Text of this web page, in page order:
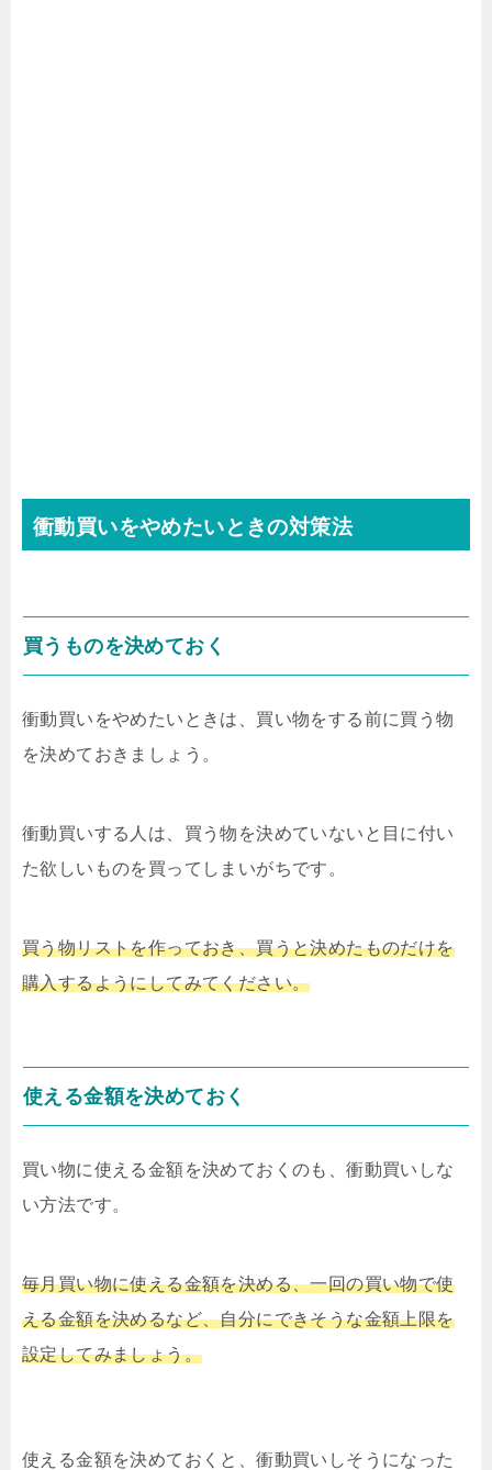
衝動買いをやめたいときの対策法
買うものを決めておく
衝動買いをやめたいときは、買い物をする前に買う物
を決めておきましょう。
衝動買いする人は、買う物を決めていないと目に付い
た欲しいものを買ってしまいがちです。
買う物リストを作っておき、買うと決めたものだけを
購入するようにしてみてください。
使える金額を決めておく
買い物に使える金額を決めておくのも、衝動買いしな
い方法です。
毎月買い物に使える金額を決める、一回の買い物で使
える金額を決めるなど、自分にできそうな金額上限を
設定してみましょう。
使える金額を決めておくと、衝動買いしそうになった